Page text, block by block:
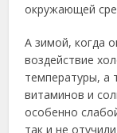
окружающей
А зимой, когда
воздействие
температуры, а
витаминов и
особенно
так и не